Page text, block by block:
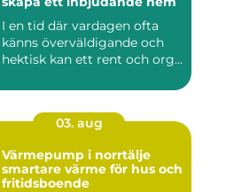
I en tid där vardagen ofta
känns överväldigande och
hektisk kan ett rent och org...
03. aug
Värmepump i norrtälje
smartare värme för hus och
fritidsboende